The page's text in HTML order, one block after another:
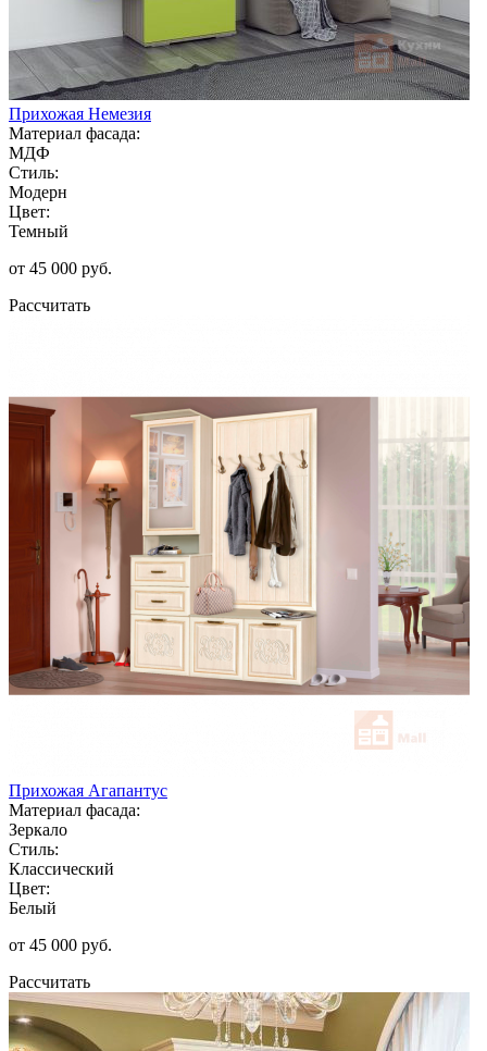
Прихожая Немезия
Материал фасада:
МДФ
Стиль:
Модерн
Цвет:
Темный
от 45 000 руб.
Рассчитать
Прихожая Агапантус
Материал фасада:
Зеркало
Стиль:
Классический
Цвет:
Белый
от 45 000 руб.
Рассчитать